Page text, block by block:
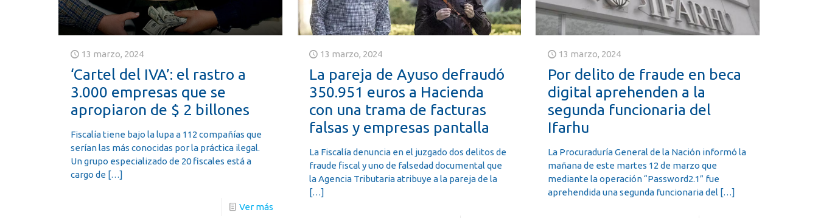
13 marzo, 2024
‘Cartel del IVA’: el rastro a
3.000 empresas que se
apropiaron de $ 2 billones
Fiscalía tiene bajo la lupa a 112 compañías que
serían las más conocidas por la práctica ilegal.
Un grupo especializado de 20 fiscales está a
cargo de[…]
Ver más
13 marzo, 2024
La pareja de Ayuso defraudó
350.951 euros a Hacienda
con una trama de facturas
falsas y empresas pantalla
La Fiscalía denuncia en el juzgado dos delitos de
fraude fiscal y uno de falsedad documental que
la Agencia Tributaria atribuye a la pareja de la
[…]
13 marzo, 2024
Por delito de fraude en beca
digital aprehenden a la
segunda funcionaria del
Ifarhu
La Procuraduría General de la Nación informó la
mañana de este martes 12 de marzo que
mediante la operación “Password2.1” fue
aprehendida una segunda funcionaria del […]